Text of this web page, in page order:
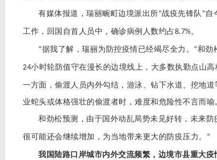
有媒体报道，瑞丽畹町边境派出所“战疫先锋队 ”自
工作，回国自首人员中，确诊病例人数约占8.7%。
“据我了解，瑞丽为防控疫情已经竭尽全力。 ”和劲
24小时轮防值守在漫长的边境线上，大多数执勤点山
一方面，偷渡人员内外勾结，游泳、钻下水道、挖地
业蛇头或体格强壮的偷渡者时，难度和危险性不言而
和劲松预测，由于国外动乱局势未见好转，未来防
很可能还会继续增加，为当地带来更大的防疫压力。 ”
我国陆路口岸城市内外交流频繁，边境市县重大